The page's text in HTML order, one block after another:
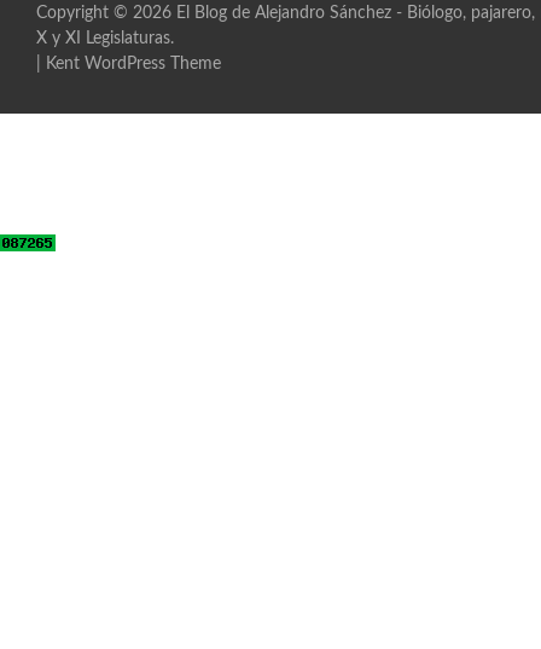
Copyright © 2026 El Blog de Alejandro Sánchez - Biólogo,
X y XI Legislaturas.
Kent WordPress Theme